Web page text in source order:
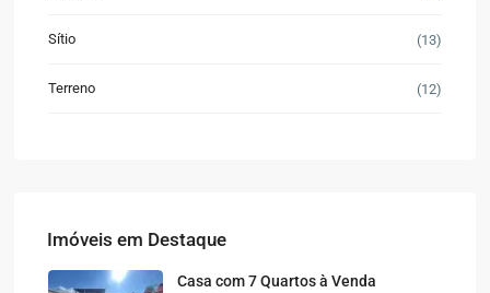
Sítio (13)
Terreno (12)
Imóveis em Destaque
Casa com 7 Quartos à Venda